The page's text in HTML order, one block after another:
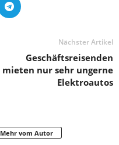
Nächster Artikel
Geschäftsreisenden
mieten nur sehr ungerne
Elektroautos
Mehr vom Autor